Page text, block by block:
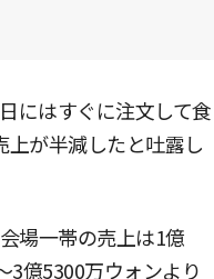
にはすぐに注文して食
が半減したと吐露し
場一帯の売上は1億
3億5300万ウォンより